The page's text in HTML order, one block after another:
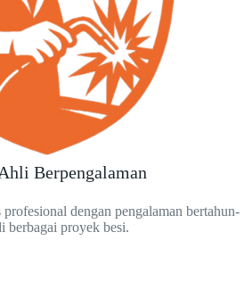
Berpengalaman
dengan pengalaman bertahun-
berbagai proyek besi.